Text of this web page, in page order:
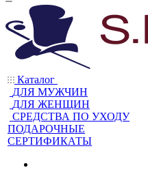
Каталог
ДЛЯ МУЖЧИН
ДЛЯ ЖЕНЩИН
CРЕДСТВА ПО УХОДУ
ПОДАРОЧНЫЕ
СЕРТИФИКАТЫ